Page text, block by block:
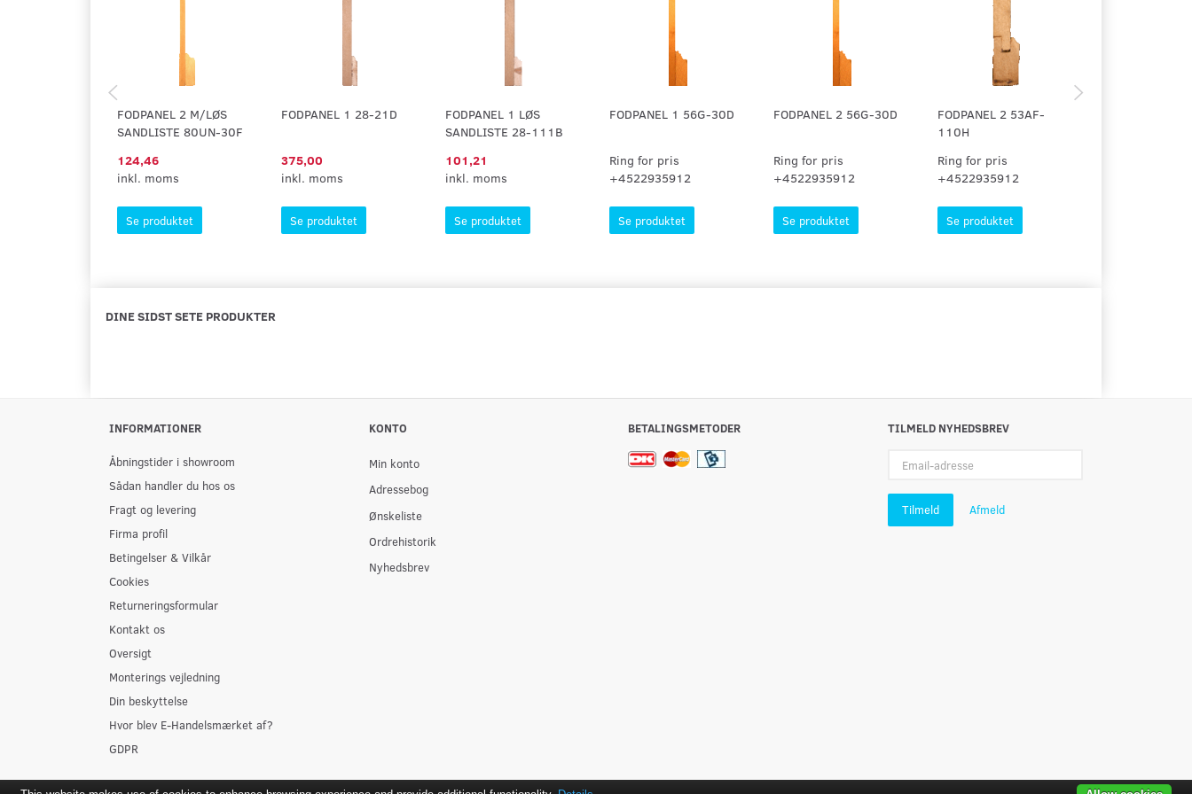
FODPANEL 2 M/LØS
SANDLISTE 80UN-30F
124,46
inkl. moms
Se produktet
FODPANEL 1 28-21D
375,00
inkl. moms
Se produktet
FODPANEL 1 LØS
SANDLISTE 28-111B
101,21
inkl. moms
Se produktet
FODPANEL 1 56G-30D
Ring for pris
+4522935912
Se produktet
FODPANEL 2 56G-30D
Ring for pris
+4522935912
Se produktet
FODPANEL 2 53AF-
110H
Ring for pris
+4522935912
Se produktet
DINE SIDST SETE PRODUKTER
INFORMATIONER
Åbningstider i showroom
Sådan handler du hos os
Fragt og levering
Firma profil
Betingelser & Vilkår
Cookies
Returneringsformular
Kontakt os
Oversigt
Monterings vejledning
Din beskyttelse
Hvor blev E-Handelsmærket af?
GDPR
KONTO
Min konto
Adressebog
Ønskeliste
Ordrehistorik
Nyhedsbrev
BETALINGSMETODER
TILMELD NYHEDSBREV
adresse
Tilmeld Afmeld